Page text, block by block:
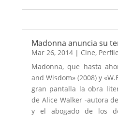
Madonna anuncia su
Mar 26, 2014| Cine,
Madonna, que hasta
and Wisdom» (2008) y
gran pantalla la obra
de Alice Walker -autora
y el abogado de los